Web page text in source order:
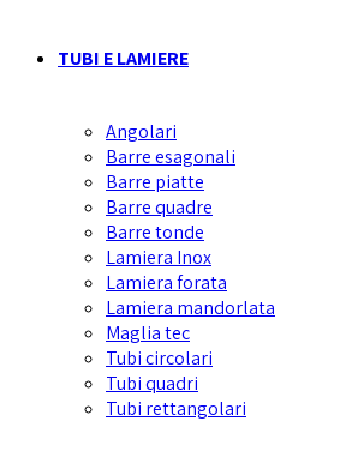
TUBI E LAMIERE
Angolari
Barre esagonali
Barre piatte
Barre quadre
Barre tonde
Lamiera Inox
Lamiera forata
Lamiera mandorlata
Maglia tec
Tubi circolari
Tubi quadri
Tubi rettangolari